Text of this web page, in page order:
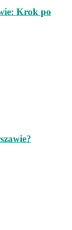
Krok po